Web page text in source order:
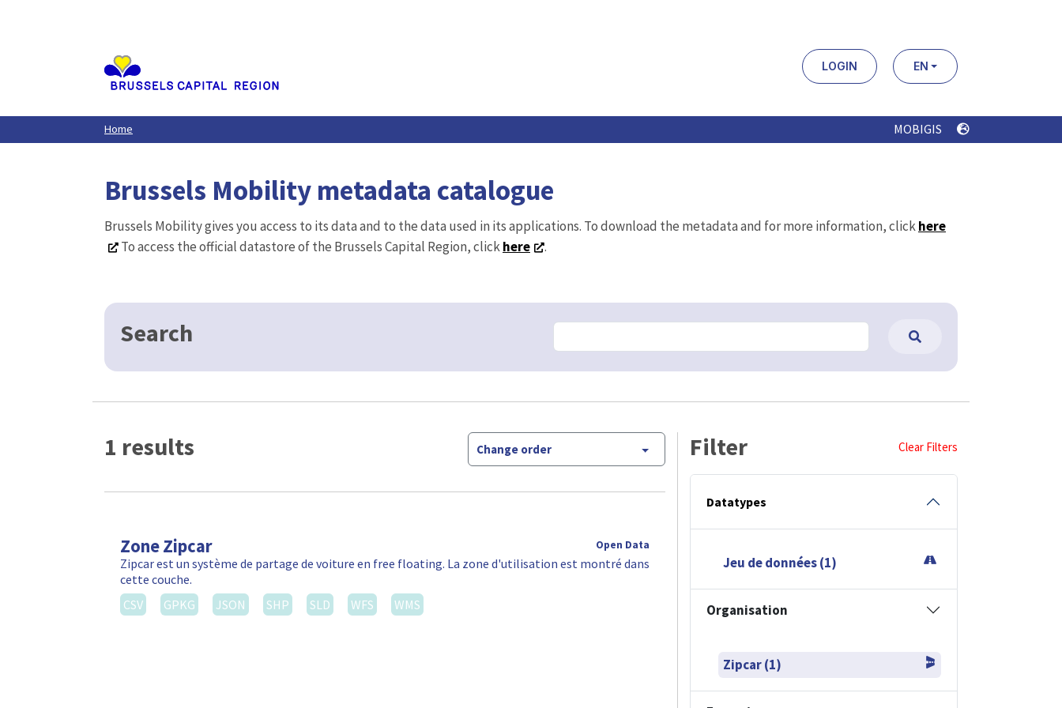
LOGIN EN
Home MOBIGIS
Brussels Mobility metadata catalogue
Brussels Mobility gives you access to its data and to the data used in its applications. To download the metadata and for more information, clickhere
To access the official datastore of the Brussels Capital Region, clickhere .
Search
1 results Change order
Zone Zipcar Open Data
Zipcar est un système de partage de voiture en free floating. La zone d'utilisation est montré dans
cette couche.
CSV
GPKG JSON SHP SLD WFS WMS
Filter Clear Filters
Datatypes
Jeu de données (1)
Organisation
Zipcar (1)